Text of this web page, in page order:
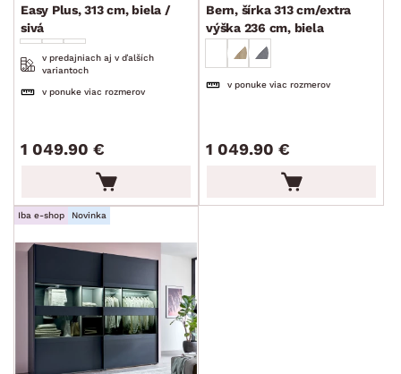
Easy Plus, 313 cm, biela /
sivá
v predajniach aj v ďalších
variantoch
v ponuke viac rozmerov
1 049.90 €
Bern, šírka 313 cm/extra
výška 236 cm, biela
v ponuke viac rozmerov
1 049.90 €
Iba e-shop Novinka